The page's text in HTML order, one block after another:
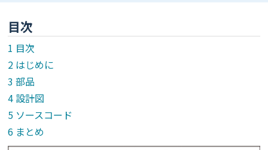
目次
目次
はじめに
部品
設計図
ソースコード
まとめ